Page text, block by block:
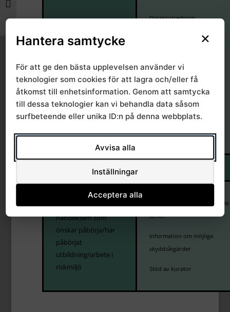
Slå på/av hög kontrast
individer med samma
miljö får hudsymtom
exponering
Orsaksutredning
Vid behov kemisk analys
Individ med
handeksem som
önskar påbörja/har
påbörjat
utbildning/arbete i
riskmiljö
Test med basserie och riktade
serier.
Information om möjliga
skyddsåtgärder
Stöd av kurator
×
Hantera samtycke
För att ge den bästa upplevelsen använder vi
teknologier som cookies för att lagra och/eller få
åtkomst till enhetsinformation. Genom att samtycka
till dessa teknologier kan vi behandla data såsom
surfbeteende eller unika ID:n på denna webbplats.
Avvisa alla
Inställningar
Acceptera alla